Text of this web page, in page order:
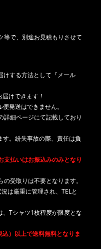
等で、別途お見積もりさせて
けする方法として『メール
届けできます！
発送はできません。
詳細ページにて記載しており
。紛失事故の際、責任は負
支払いはお振込みのみとなり
受取りは不要となります。
は厳重に管理され、TELと
Tシャツ1枚程度が限度とな
）以上で送料無料となりま